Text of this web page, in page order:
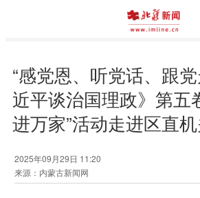
“感党恩、听党话、跟
近平谈治国理政》第五
进万家”活动走进区直
2025年09月29日 11:20
来源：内蒙古新闻网